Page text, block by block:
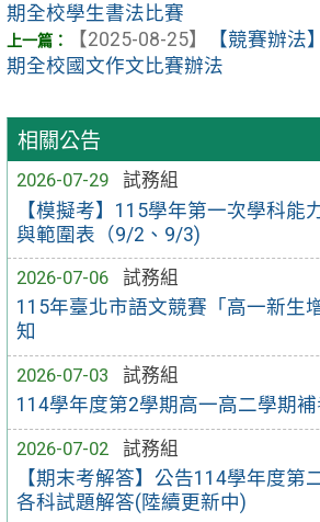
相關公告
2026-07-29
試務組
【模擬考】115學年第一次學科能
與範圍表（9/2、9/3)
2026-07-06
試務組
115年臺北市語文競賽「高一新生
知
2026-07-03
試務組
114學年度第2學期高一高二學期
2026-07-02
試務組
【期末考解答】公告114學年度第
各科試題解答(陸續更新中)
期全校學生書法比賽
【2025-08-25】
【競賽辦法
期全校國文作文比賽辦法